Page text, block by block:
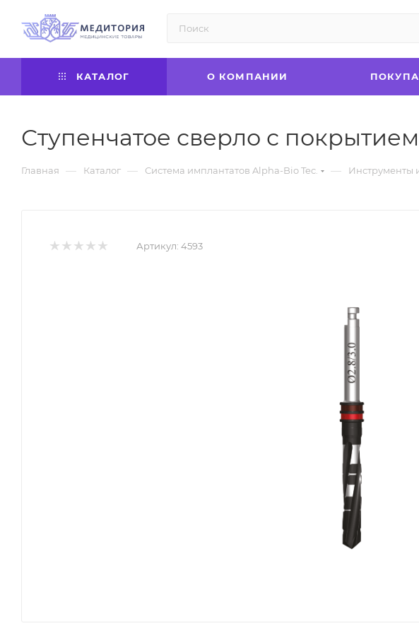
КАТАЛОГ О КОМПАНИИ
Ступенчатое сверло с
Главная — Каталог — Система имплантатов Alpha-Bio Tec. — Инструменты
Артикул: 4593